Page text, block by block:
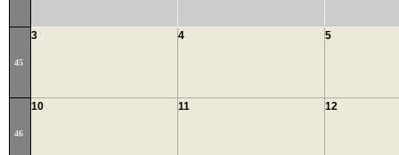
45
3 4 5
46
10 11 12